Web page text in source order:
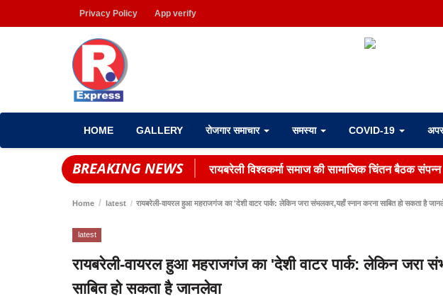
Privacy Policy App verify
HOME GALLERY रोजगार समाचार समस्या COVID-19
BREAKING NEWS रायबरेली विश्वकर्मा समाज की सामाजिक चिंतन बैठक संपन्न
Home latest रायबरेली-वायरल हुआ महराजगंज का 'देशी वाटर पार्क: लेकिन जरा संभलकर,यहाँ स्नान करना साबित हो सकता है
latest
रायबरेली-वायरल हुआ महराजगंज का 'देशी वाटर पार्क: लेकिन जरा
साबित हो सकता है जानलेवा